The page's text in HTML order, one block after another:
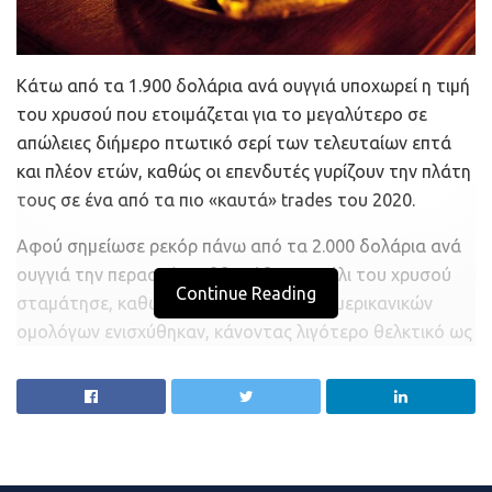
Κάτω από τα 1.900 δολάρια ανά ουγγιά υποχωρεί η τιμή
του χρυσού που ετοιμάζεται για το μεγαλύτερο σε
απώλειες διήμερο πτωτικό σερί των τελευταίων επτά
και πλέον ετών, καθώς οι επενδυτές γυρίζουν την πλάτη
τους σε ένα από τα πιο «καυτά» trades του 2020.
Αφού σημείωσε ρεκόρ πάνω από τα 2.000 δολάρια ανά
ουγγιά την περασμένη εβδομάδα, το ράλι του χρυσού
σταμάτησε, καθώς οι αποδόσεις των αμερικανικών
ομολόγων ενισχύθηκαν, κάνοντας λιγότερο θελκτικό ως
τις μέτριες εκροές που καταγράφηκαν από τα ETFs του
χρυσού και 15 μέρες παραμονής σε υπεραγορασμένο
Continue Reading